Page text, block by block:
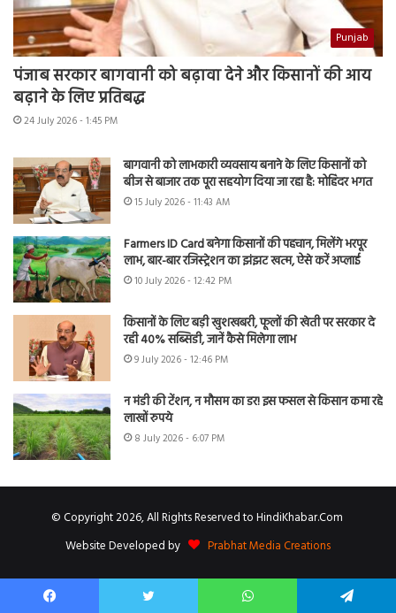
Punjab
पंजाब सरकार बागवानी को बढ़ावा देने और किसानों की आय
बढ़ाने के लिए प्रतिबद्ध
24 July 2026 - 1:45 PM
बागवानी को लाभकारी व्यवसाय बनाने के लिए किसानों को
बीज से बाजार तक पूरा सहयोग दिया जा रहा है: मोहिंदर भगत
15 July 2026 - 11:43 AM
Farmers ID Card बनेगा किसानों की पहचान, मिलेंगे भरपूर
लाभ, बार-बार रजिस्ट्रेशन का झंझट खत्म, ऐसे करें अप्लाई
10 July 2026 - 12:42 PM
किसानों के लिए बड़ी खुशखबरी, फूलों की खेती पर सरकार दे
रही 40% सब्सिडी, जानें कैसे मिलेगा लाभ
9 July 2026 - 12:46 PM
न मंडी की टेंशन, न मौसम का डर! इस फसल से किसान कमा रहे
लाखों रुपये
8 July 2026 - 6:07 PM
© Copyright 2026, All Rights Reserved to HindiKhabar.Com
Website Developed by
Prabhat Media Creations